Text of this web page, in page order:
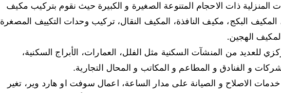
المنزلية ذات الاحجام المتنوعة الصغيرة و الكبيرة حيث نقوم بتركيب مكيف
المكيف البكج، مكيف النافذة، المكيف النقال، تركيب وحدات التكييف المصغرة
الهجين.
للعديد من المنشآت السكنية مثل الفلل، العمارات، الأبراج السكنية،
و الفنادق و المطاعم و المكاتب و المحال التجارية.
الاصلاح و الصيانة على مدار الساعة، اعمال سوفت او هارد وير، تغير